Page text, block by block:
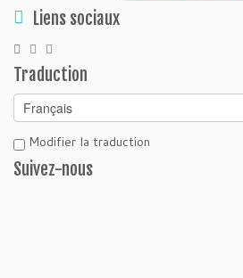
Liens sociaux
Traduction
Modifier la traduction
Suivez-nous